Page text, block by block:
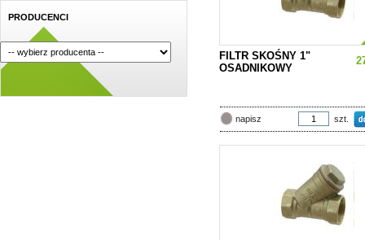
PRODUCENCI
FILTR SKOŚNY 1"
OSADNIKOWY
napisz szt.